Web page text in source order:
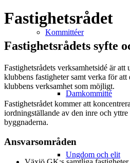
Kommittéer
Damkommitté
Ungdom och elit
Fastighetsrådet
Fastighetsrådets syfte
Fastighetsrådets verksamhetsidé är
klubbens fastigheter samt verka för att
klubbens verksamhet som möjligt.
Fastighetsrådet kommer att
iordningställande av den inre och
byggnaderna.
Ansvarsområden